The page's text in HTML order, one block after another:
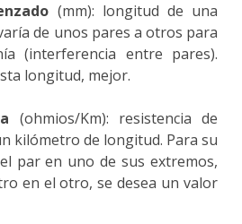
(mm): longitud de una
de unos pares a otros para
(interferencia entre pares).
longitud, mejor.
(ohmios/Km): resistencia de
kilómetro de longitud. Para su
par en uno de sus extremos,
en el otro, se desea un valor